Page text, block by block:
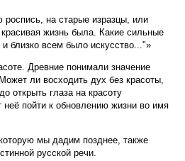
на старые изразцы, или
жизнь была. Какие сильные
близко всем было искусство..."»
Древние понимали значение
ли восходить дух без красоты,
открыть глаза на красоту
пойти к обновлению жизни во имя
мы дадим позднее, также
русской речи.